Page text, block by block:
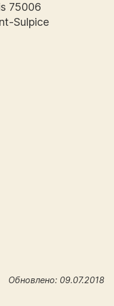
75006
Sulpice
Обновлено: 09.07.2018